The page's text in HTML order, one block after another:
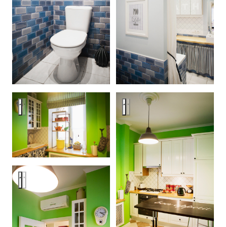
Letters, robots and frogs Letters, robots and frogs
Letters, robots and frogs